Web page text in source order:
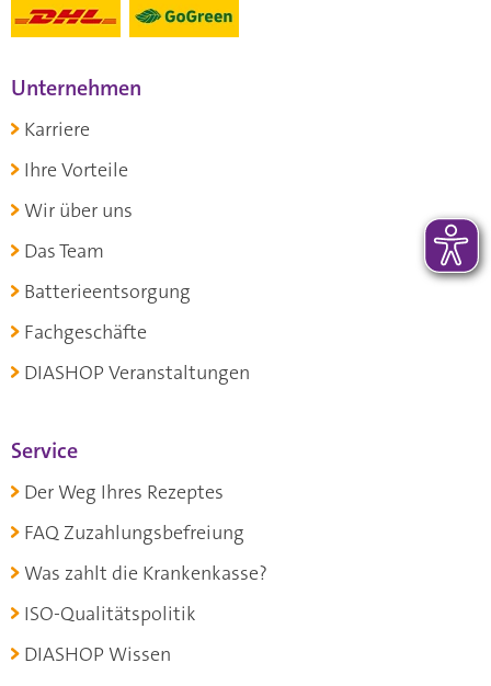
Unternehmen
Karriere
Ihre Vorteile
Wir über uns
Das Team
Batterieentsorgung
Fachgeschäfte
DIASHOP Veranstaltungen
Service
Der Weg Ihres Rezeptes
FAQ Zuzahlungsbefreiung
Was zahlt die Krankenkasse?
ISO-Qualitätspolitik
DIASHOP Wissen